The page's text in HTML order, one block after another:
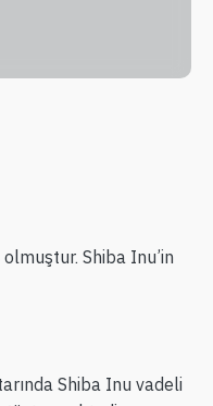
Shiba Inu’in
Shiba Inu vadeli